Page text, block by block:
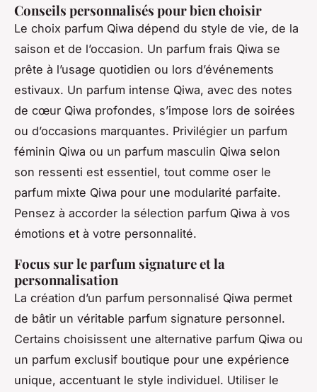
Conseils personnalisés pour bien choisir
Le choix parfum Qiwa dépend du style de vie, de la
saison et de l’occasion. Un parfum frais Qiwa se
prête à l’usage quotidien ou lors d’événements
estivaux. Un parfum intense Qiwa, avec des notes
de cœur Qiwa profondes, s’impose lors de soirées
ou d’occasions marquantes. Privilégier un parfum
féminin Qiwa ou un parfum masculin Qiwa selon
son ressenti est essentiel, tout comme oser le
parfum mixte Qiwa pour une modularité parfaite.
Pensez à accorder la sélection parfum Qiwa à vos
émotions et à votre personnalité.
Focus sur le parfum signature et la
personnalisation
La création d’un parfum personnalisé Qiwa permet
de bâtir un véritable parfum signature personnel.
Certains choisissent une alternative parfum Qiwa ou
un parfum exclusif boutique pour une expérience
unique, accentuant le style individuel. Utiliser le